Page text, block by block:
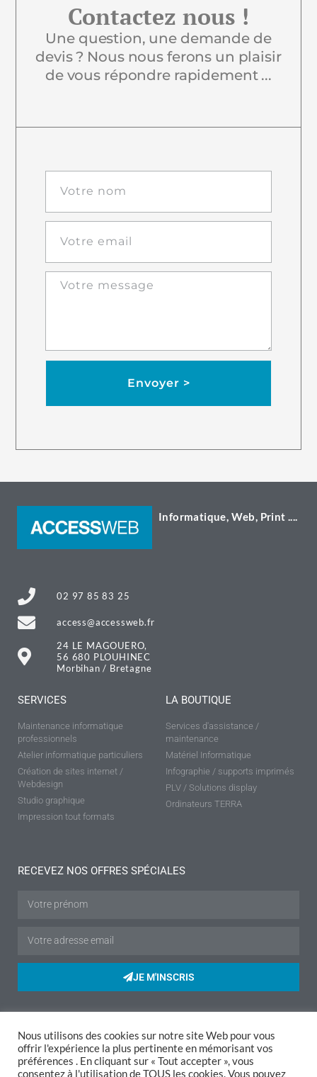
Contactez nous !
Une question, une demande de
devis ? Nous nous ferons un plaisir
de vous répondre rapidement ...
Envoyer >
Informatique, Web, Print ....
02 97 85 83 25
access@accessweb.fr
24 LE MAGOUERO,
56 680 PLOUHINEC
Morbihan / Bretagne
SERVICES
Maintenance informatique
professionnels
Atelier informatique particuliers
Création de sites internet /
Webdesign
Studio graphique
Impression tout formats
LA BOUTIQUE
Services d'assistance /
maintenance
Matériel Informatique
Infographie / supports imprimés
PLV / Solutions display
Ordinateurs TERRA
RECEVEZ NOS OFFRES SPÉCIALES
JE M'INSCRIS
Mentions légales|Politique de confidentialité|Conditions de vente
Livraison|Retours
Nous utilisons des cookies sur notre site Web pour vous
offrir l'expérience la plus pertinente en mémorisant vos
préférences . En cliquant sur « Tout accepter », vous
consentez à l'utilisation de TOUS les cookies. Vous pouvez